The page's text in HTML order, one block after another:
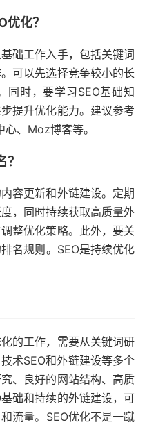
化？
础工作入手，包括关键词
可以先选择竞争较小的长
同时，要学习SEO基础知
提升优化能力。建议参考
、Moz博客等。
容更新和外链建设。定期
，同时持续获取高质量外
整优化策略。此外，要关
名规则。SEO是持续优化
的工作，需要从关键词研
术SEO和外链建设等多个
、良好的网站结构、高质
础和持续的外链建设，可
流量。SEO优化不是一蹴